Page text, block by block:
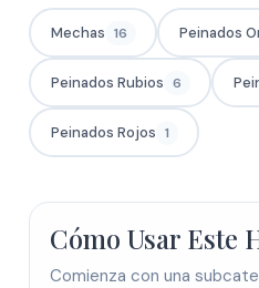
Mechas 16 Peinados
Peinados Rubios 6
Peinados Rojos 1
Cómo Usar Este
Comienza con una